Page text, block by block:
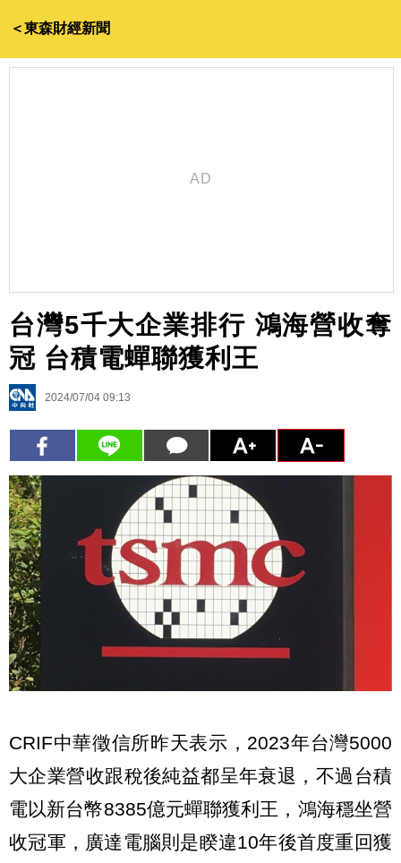
＜東森財經新聞
台灣5千大企業排行 鴻海營收奪
冠 台積電蟬聯獲利王
2024/07/04 09:13
CRIF中華徵信所昨天表示，2023年台灣5000
大企業營收跟稅後純益都呈年衰退，不過台積
電以新台幣8385億元蟬聯獲利王，鴻海穩坐營
收冠軍，廣達電腦則是睽違10年後首度重回獲